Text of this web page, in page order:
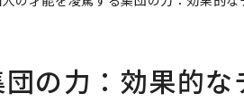
の力：効果的な